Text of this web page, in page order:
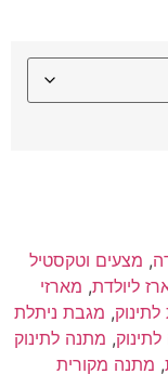
, מצעים וטקסטיל
ליולדת, מארזי
, מגבת ניתלת
, מתנה לתינוק
, מתנה מקורית